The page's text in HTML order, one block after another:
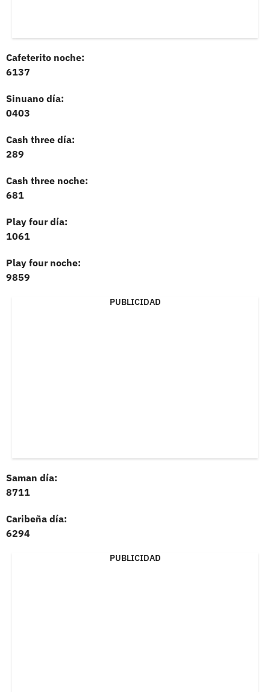
Cafeterito noche:
6137
Sinuano día:
0403
Cash three día:
289
Cash three noche:
681
Play four día:
1061
Play four noche:
9859
PUBLICIDAD
Saman día:
8711
Caribeña día:
6294
PUBLICIDAD